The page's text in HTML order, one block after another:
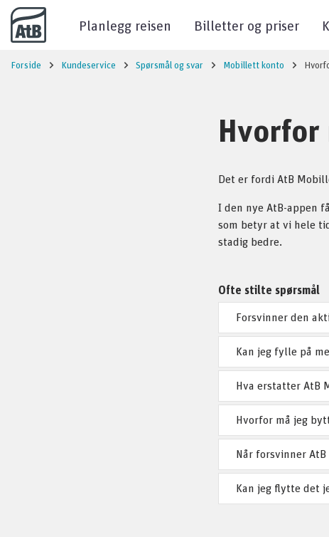
Til innhold
Planlegg reisen Billetter og priser
Forside Kundeservice Spørsmål og svar Mobillett konto
Hvorfor
Det er fordi AtB
I den nye AtB-appen
som betyr at vi hele
stadig bedre.
Ofte stilte spørsmål
Forsvinner den
Kan jeg fylle på
Hva erstatter AtB
Hvorfor må jeg
Når forsvinner
Kan jeg flytte det